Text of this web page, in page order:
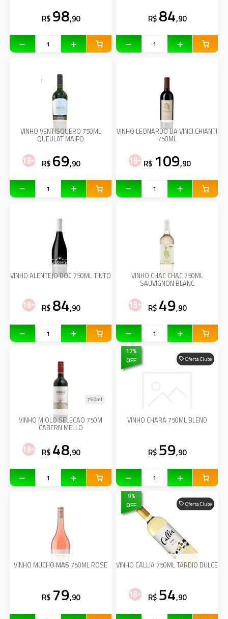
R$ 98,90 R$ 84,90
VINHO VENTISQUERO 750ML
QUEULAT MAIPO
R$ 69,90
VINHO LEONARDO DA VINCI CHIANTI
750ML
R$ 109,90
VINHO ALENTEJO DOC 750ML TINTO
R$ 84,90
VINHO CHAC CHAC 750ML
SAUVIGNON BLANC
R$ 49,90
VINHO MIOLO SELECAO 750M
CABERN MELLO
750ml
R$ 48,90
Oferta Clube
17%
OFF
VINHO CHARA 750ML BLEND
R$ 59,90
VINHO MUCHO MAS 750ML ROSE
R$ 79,90
Oferta Clube
9%
OFF
VINHO CALLIA 750ML TARDIO DULCE
R$ 54,90